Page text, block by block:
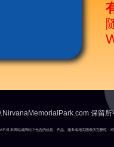
保留所
对本网站或网站中包含的信息、产品、服务或相关图表的完整